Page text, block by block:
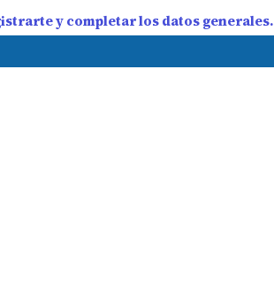
y completar los datos generales.